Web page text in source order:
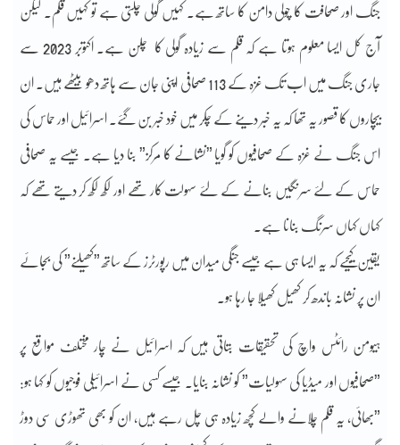
جنگ اور صحافت کا چولی دامن کا ساتھ ہے۔ کہیں گولی چلتی ہے تو کہیں قلم۔ لیکن
آج کل ایسا معلوم ہوتا ہے کہ قلم سے زیادہ گولی کا چلن ہے۔ اکتوبر 2023 سے
جاری جنگ میں اب تک غزہ کے 113 صحافی اپنی جان سے ہاتھ دھو بیٹھے ہیں۔ ان
بیچاروں کا قصور یہ تھا کہ یہ خبر دینے کے چکر میں خود خبر بن گئے۔ اسرائیل اور حماس کی
اس جنگ نے غزہ کے صحافیوں کو گویا ”نشانے کا مرکز” بنا دیا ہے۔ جیسے یہ صحافی
حماس کے لئے سرنگیں بنانے کے لئے سہولت کار تھے اور لکھ لکھ کر دیتے تھے کہ
کہاں کہاں سرنگ بنانا ہے۔
یقین کیجیے کہ یہ ایسا ہی ہے جیسے جنگی میدان میں رپورٹرز کے ساتھ ”کھیلنے” کی بجائے
ان پر نشانہ باندھ کر کھیل کھیلا جا رہا ہو۔
ہیومن رائٹس واچ کی تحقیقات بتاتی ہیں کہ اسرائیل نے چار مختلف مواقع پر
”صحافیوں اور میڈیا کی سہولیات” کو نشانہ بنایا۔ جیسے کسی نے اسرائیلی فوجیوں کو کہا ہو:
”بھائی، یہ قلم چلانے والے کچھ زیادہ ہی چل رہے ہیں، ان کو بھی تھوڑی سی دوڑ